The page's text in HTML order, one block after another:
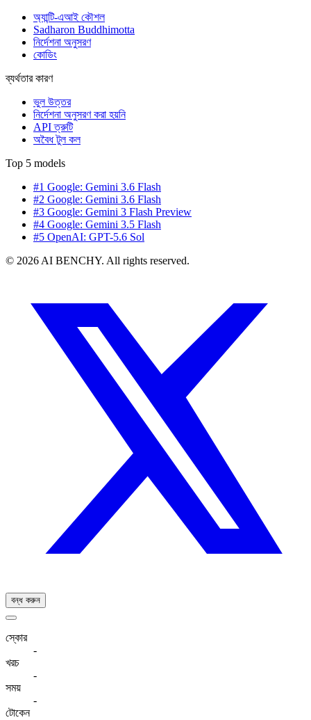
অ্যান্টি-এআই কৌশল
Sadharon Buddhimotta
নির্দেশনা অনুসরণ
কোডিং
ব্যর্থতার কারণ
ভুল উত্তর
নির্দেশনা অনুসরণ করা হয়নি
API ত্রুটি
অবৈধ টুল কল
Top 5 models
#1 Google: Gemini 3.6 Flash
#2 Google: Gemini 3.6 Flash
#3 Google: Gemini 3 Flash Preview
#4 Google: Gemini 3.5 Flash
#5 OpenAI: GPT-5.6 Sol
© 2026 AI BENCHY. All rights reserved.
বন্ধ করুন
স্কোর
-
খরচ
-
সময়
-
টোকেন